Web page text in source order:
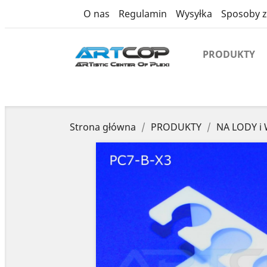
O nas Regulamin Wysyłka Sposoby
PRODUKTY
Strona główna PRODUKTY NA LODY i